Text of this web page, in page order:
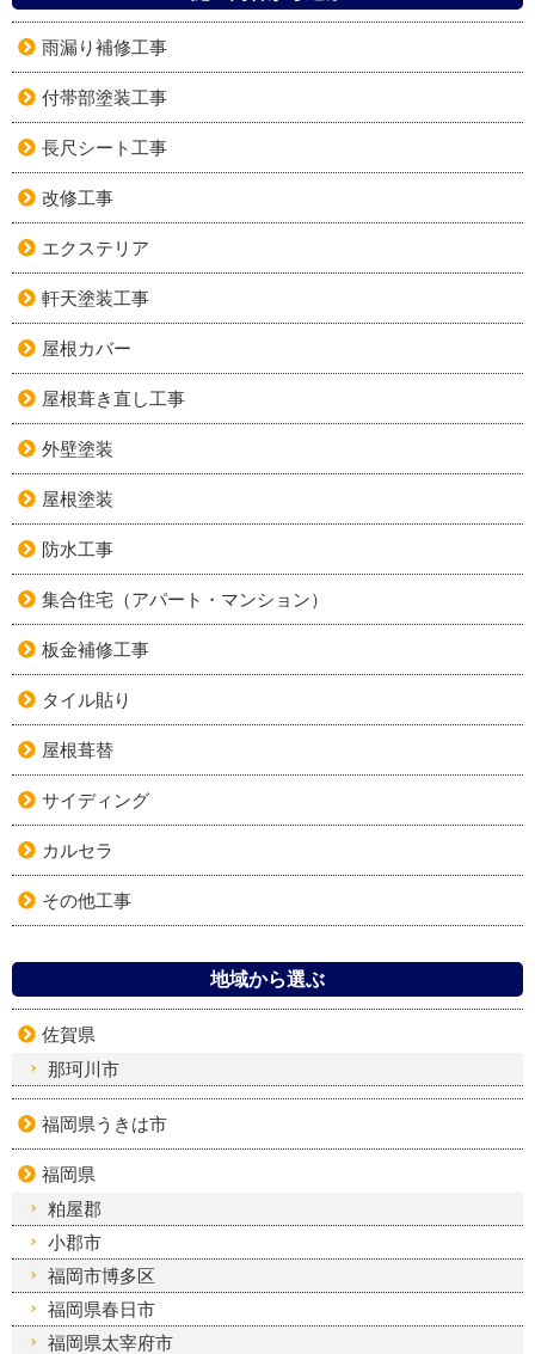
雨漏り補修工事
付帯部塗装工事
長尺シート工事
改修工事
エクステリア
軒天塗装工事
屋根カバー
屋根葺き直し工事
外壁塗装
屋根塗装
防水工事
集合住宅（アパート・マンション）
板金補修工事
タイル貼り
屋根葺替
サイディング
カルセラ
その他工事
地域から選ぶ
佐賀県
那珂川市
福岡県うきは市
福岡県
粕屋郡
小郡市
福岡市博多区
福岡県春日市
福岡県太宰府市